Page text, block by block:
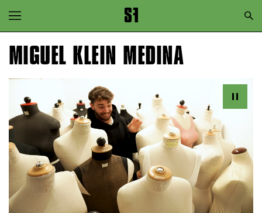
Zur Hauptnavigation springen
Zum Hauptinhalt springen
MIGUEL KLEIN MEDINA